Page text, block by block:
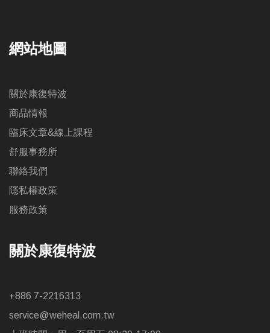
網站地圖
關於康復特波
商品情報
臨床文章&線上課程
舒服事務所
聯絡我們
隱私權政策
服務政策
關於康復特波
+886 7-2216313
service@weheal.com.tw